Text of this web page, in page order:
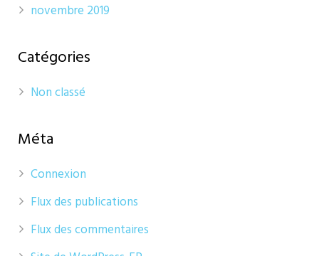
novembre 2019
Catégories
Non classé
Méta
Connexion
Flux des publications
Flux des commentaires